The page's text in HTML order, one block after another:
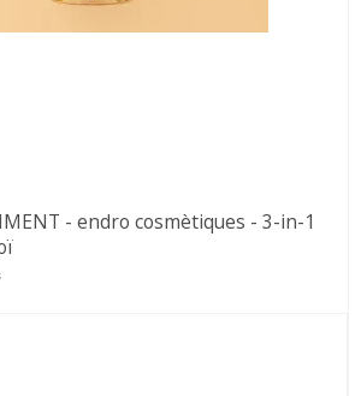
- endro cosmètiques - 3-in-1